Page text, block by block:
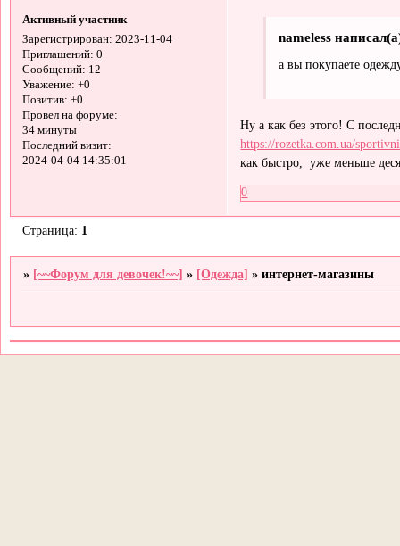
Активный участник
Зарегистрирован: 2023-11-04
Приглашений: 0
Сообщений: 12
Уважение: +0
Позитив: +0
Провел на форуме:
34 минуты
Последний визит:
2024-04-04 14:35:01
nameless
а вы покупаете
Ну а как без этого! С
https://rozetka.com.ua/
как быстро, уже меньше
0
Страница: 1
» [~~Форум для девочек!~~] » [Одежда] »интернет-магазины